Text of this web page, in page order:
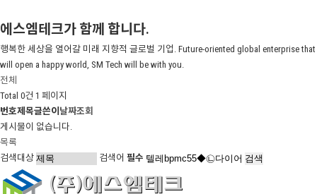
에스엠테크가 함께 합니다.
행복한 세상을 열어갈 미래 지향적 글로벌 기업. Future-oriented global enterprise that
will open a happy world, SM Tech will be with you.
전체
Total 0건 1 페이지
번호제목글쓴이 날짜조회
게시물이 없습니다.
목록
검색대상
검색어 필수